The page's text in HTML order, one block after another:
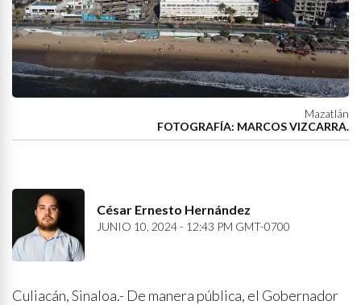
Mazatlán
FOTOGRAFÍA: MARCOS VIZCARRA.
César Ernesto Hernández
JUNIO 10, 2024 - 12:43 PM GMT-0700
Culiacán, Sinaloa.- De manera pública, el Gobernador